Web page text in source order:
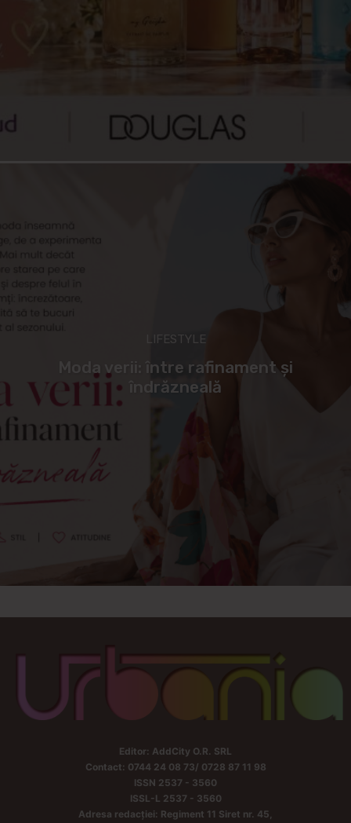
LIFESTYLE
Moda verii: între rafinament și
îndrăzneală
Editor: AddCity O.R. SRL
Contact: 0744 24 08 73/ 0728 87 11 98
ISSN 2537 - 3560
ISSL-L 2537 - 3560
Adresa redacției: Regiment 11 Siret nr. 45,